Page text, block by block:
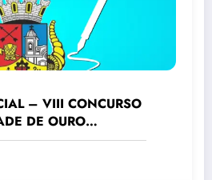
– VIII CONCURSO
DE OURO